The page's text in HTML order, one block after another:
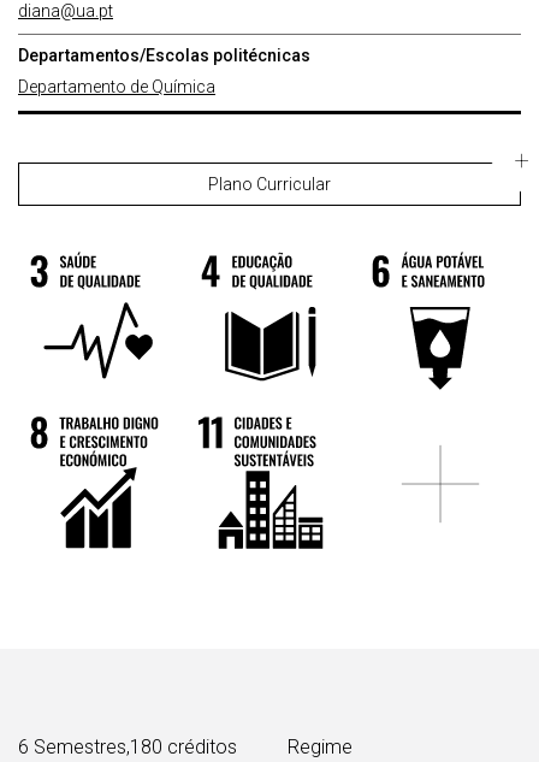
diana@ua.pt
Departamentos/Escolas politécnicas
Departamento de Química
Plano Curricular
6 Semestres,180 créditos
Regime